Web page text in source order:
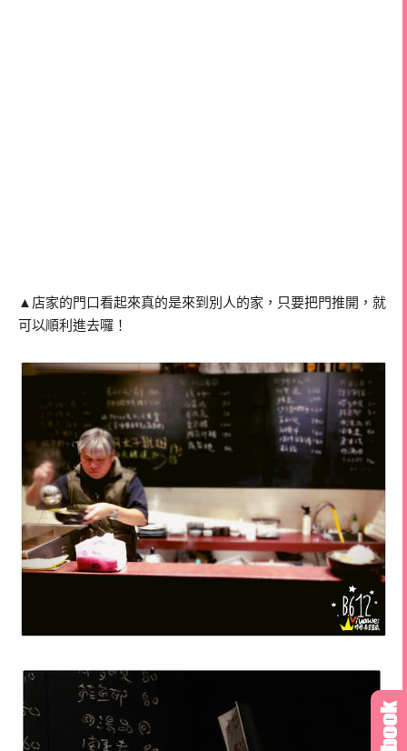
▲店家的門口看起來真的是來到別人的家，只要把門推開，就
可以順利進去囉！